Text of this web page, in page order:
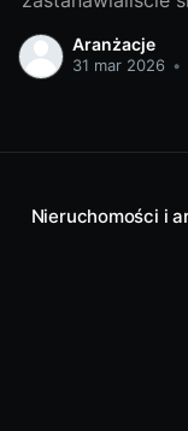
wpływa na
warto skorzystać
rzeczoznawcy
Aranżacje
31 mar 2026 •
Nieruchomości i